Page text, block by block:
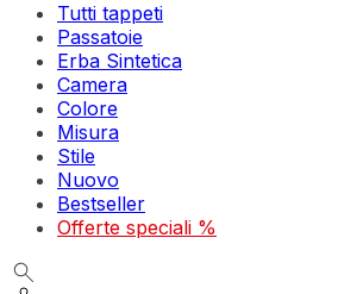
Tutti tappeti
Passatoie
Erba Sintetica
Camera
Colore
Misura
Stile
Nuovo
Bestseller
Offerte speciali %